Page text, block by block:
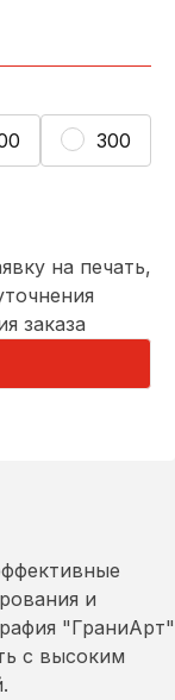
300
на печать,
заказа
и
"ГраниАрт"
с высоким